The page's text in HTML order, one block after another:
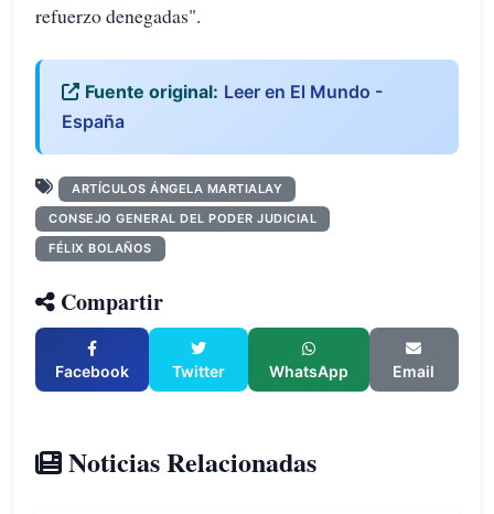
refuerzo denegadas".
Fuente original: Leer en El Mundo -
España
ARTÍCULOS ÁNGELA MARTIALAY
CONSEJO GENERAL DEL PODER JUDICIAL
FÉLIX BOLAÑOS
Compartir
Facebook Twitter WhatsApp Email
Noticias Relacionadas